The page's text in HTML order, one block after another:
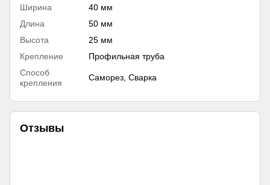
Ширина
40 мм
Длина
50 мм
Высота
25 мм
Крепление
Профильная труба
Способ
крепления
Саморез, Сварка
Отзывы